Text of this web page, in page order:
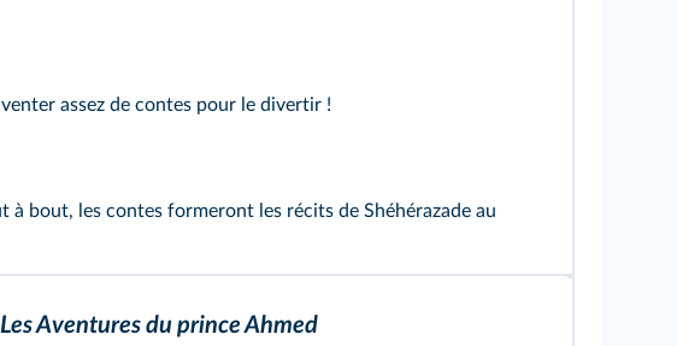
assez de contes pour le divertir !
bout, les contes formeront les récits de Shéhérazade au
Les Aventures du prince Ahmed